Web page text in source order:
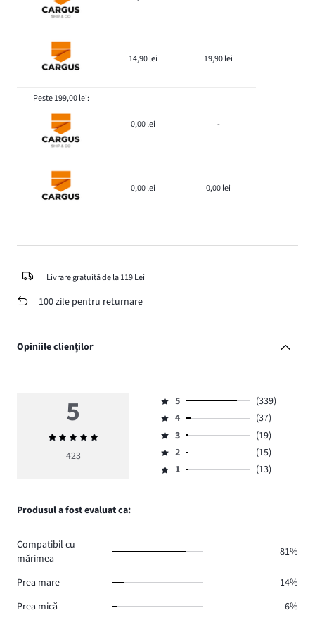
14,90 lei 19,90 lei
Peste 199,00 lei:
0,00 lei -
0,00 lei 0,00 lei
Livrare gratuită de la 119 Lei
100 zile pentru returnare
Opiniile clienților
5
Evaluarea
medie
423
Evaluare
5,
numărul
de
voturi
339.
5
(339)
Evaluare
4,
numărul
de
37.
4
(37)
Evaluare
3,
numărul
3
(19)
Evaluare
2,
2
(15)
Evaluare
1,
1 (13)
Produsul a fost evaluat ca:
Compatibil cu
mărimea
81%
Prea mare
14%
Prea mică
6%